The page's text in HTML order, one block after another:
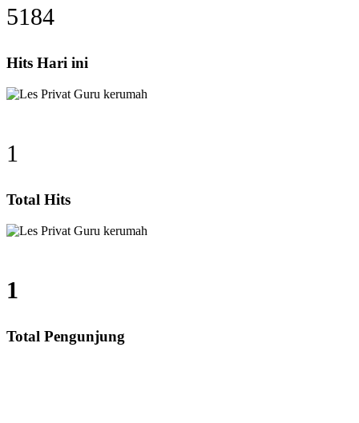
5184
Hits Hari ini
1
Total Hits
1
Total Pengunjung